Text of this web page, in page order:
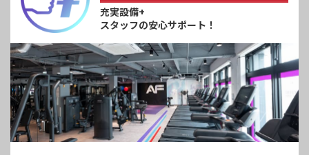
充実設備+
スタッフの安心サポート！